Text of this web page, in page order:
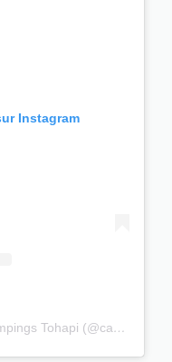
Instagram
Une publication partagée par Campings Tohapi (@campingstohapi)